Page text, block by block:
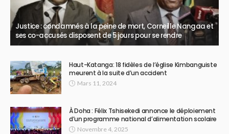
Justice : condamnés à la peine de mort, Corneille Nangaa et
ses co-accusés disposent de 5 jours pour se rendre
Haut-Katanga: 18 fidèles de l’église Kimbanguiste
meurent à la suite d’un accident
Mars 11, 2024
À Doha : Félix Tshisekedi annonce le déploiement
d’un programme national d’alimentation scolaire
Novembre 4, 2025